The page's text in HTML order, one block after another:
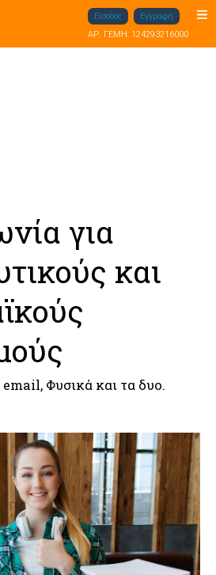
Είσοδος
Εγγραφή
ΑΡ. ΓΕΜΗ: 124293216000
για
και
Φυσικά και τα δυο.